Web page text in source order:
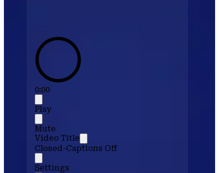
0:00
Play
Mute
Video Title
Closed-Captions Off
Settings